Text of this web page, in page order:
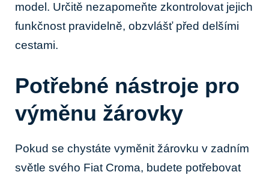
model. Určitě nezapomeňte zkontrolovat jejich
funkčnost pravidelně, ⁤obzvlášť před delšími
cestami.
Potřebné nástroje pro
výměnu žárovky
Pokud ‌se chystáte vyměnit žárovku v zadním
světle svého Fiat Croma, budete potřebovat